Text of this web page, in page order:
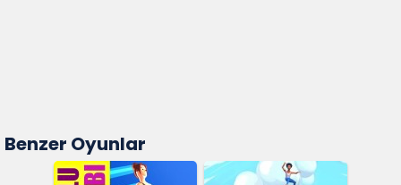
Benzer Oyunlar